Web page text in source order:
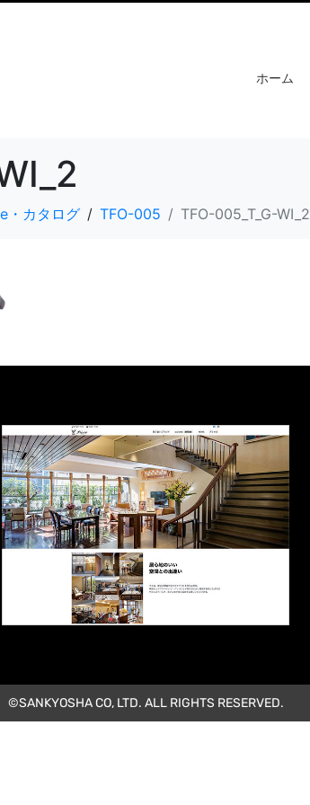
ホーム
カタログ TFO-005 TFO-005_T_G-WI_2
©SANKYOSHA CO, LTD. ALL RIGHTS RESERVED.